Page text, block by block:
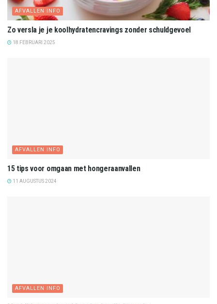
AFVALLEN INFO
Zo versla je je koolhydratencravings zonder schuldgevoel
18 FEBRUARI 2025
AFVALLEN INFO
15 tips voor omgaan met hongeraanvallen
11 AUGUSTUS 2024
AFVALLEN INFO